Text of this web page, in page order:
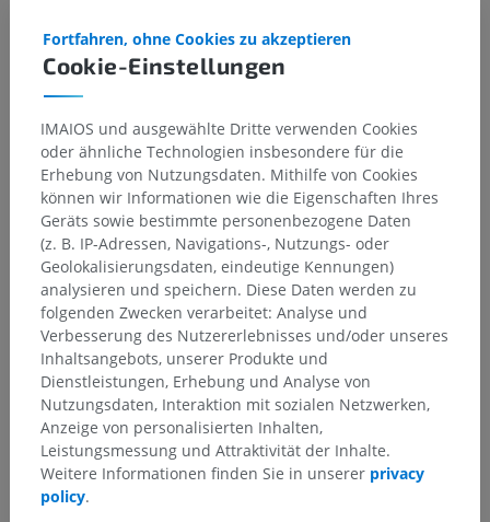
Cookie-Einstellungen
Fortfahren, ohne Cookies zu akzeptieren
IMAIOS und ausgewählte Dritte verwenden Cookies
oder ähnliche Technologien insbesondere für die
Erhebung von Nutzungsdaten. Mithilfe von Cookies
können wir Informationen wie die Eigenschaften Ihres
Geräts sowie bestimmte personenbezogene Daten
(z. B. IP-Adressen, Navigations-, Nutzungs- oder
Geolokalisierungsdaten, eindeutige Kennungen)
analysieren und speichern. Diese Daten werden zu
folgenden Zwecken verarbeitet: Analyse und
Verbesserung des Nutzererlebnisses und/oder unseres
Inhaltsangebots, unserer Produkte und
Dienstleistungen, Erhebung und Analyse von
Nutzungsdaten, Interaktion mit sozialen Netzwerken,
Anzeige von personalisierten Inhalten,
Leistungsmessung und Attraktivität der Inhalte.
Weitere Informationen finden Sie in unserer privacy
policy.